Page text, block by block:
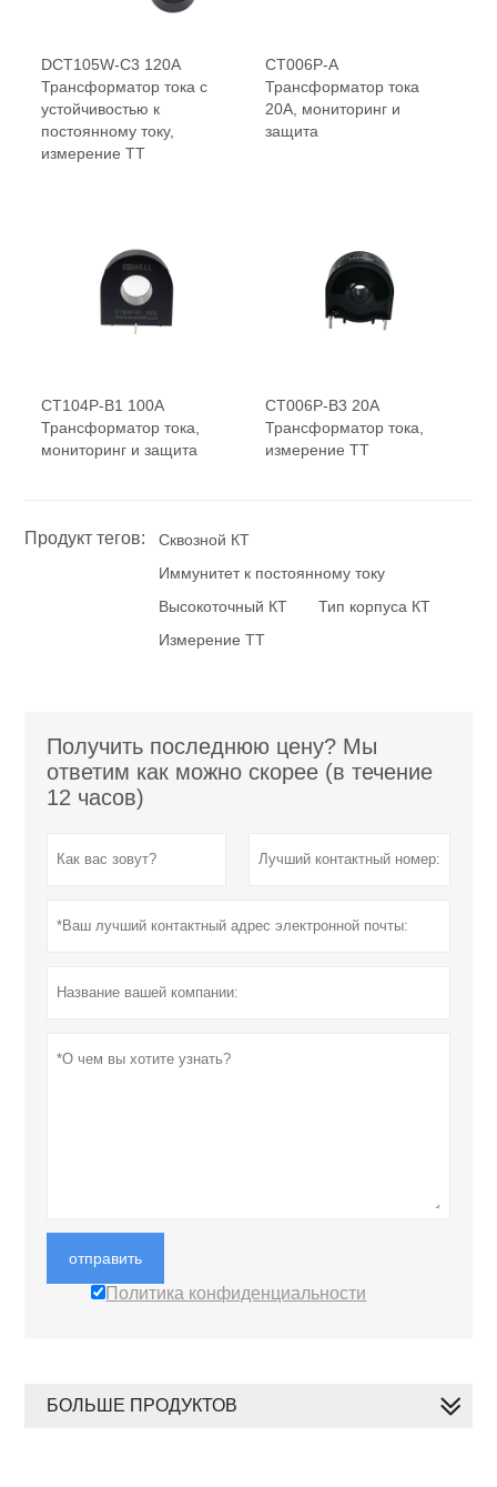
DCT105W-C3 120A
Трансформатор тока с
устойчивостью к
постоянному току,
измерение ТТ
CT006P-A
Трансформатор тока
20А, мониторинг и
защита
CT104P-B1 100A
Трансформатор тока,
мониторинг и защита
CT006P-B3 20A
Трансформатор тока,
измерение ТТ
Продукт тегов:
Сквозной КТ
Иммунитет к постоянному току
Высокоточный КТ
Тип корпуса КТ
Измерение ТТ
Получить последнюю цену? Мы
ответим как можно скорее (в течение
12 часов)
отправить
Политика конфиденциальности
БОЛЬШЕ ПРОДУКТОВ